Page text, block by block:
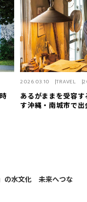
あるがままを受容
す沖縄・南城市で
2026.03.10 TRAVEL
の水文化 未来へつな